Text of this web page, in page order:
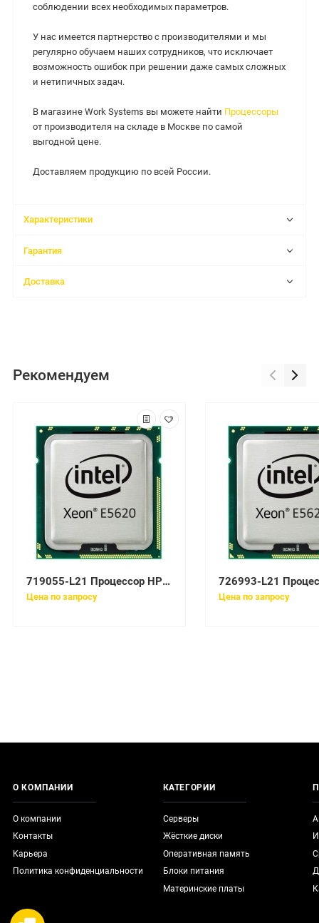
соблюдении всех необходимых параметров.
У нас имеется партнерство с производителями и мы
регулярно обучаем наших сотрудников, что исключает
возможность ошибок при решении даже самых сложных
и нетипичных задач.
В магазине Work Systems вы можете найти Процессоры
от производителя на складе в Москве по самой
выгодной цене.
Доставляем продукцию по всей России.
Характеристики
Гарантия
Доставка
Рекомендуем
719055-L21 Процессор HP DL380 Gen9 Intel Xeon E5-2683v3
Цена по запросу Цена по запросу
О КОМПАНИИ
О компании
Контакты
Карьера
Политика конфиденциальности
КАТЕГОРИИ
Серверы
Жёсткие диски
Оперативная память
Блоки питания
Материнские платы